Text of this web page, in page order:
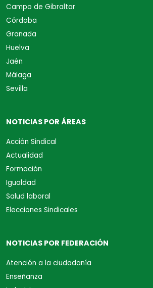
Campo de Gibraltar
Córdoba
Granada
Huelva
Jaén
Málaga
Sevilla
NOTICIAS POR ÁREAS
Acción Sindical
Actualidad
Formación
Igualdad
Salud laboral
Elecciones Sindicales
NOTICIAS POR FEDERACIÓN
Atención a la ciudadanía
Enseñanza